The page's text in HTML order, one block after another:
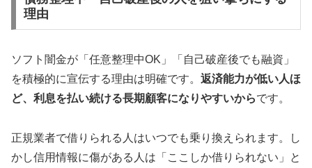
理由
ソフト闇金が「任意整理中OK」「自己破産後でも融資」
を積極的に宣伝する理由は明確です。 返済能力が低い人ほ
ど、利息を払い続ける長期顧客になりやすいからです。
正規業者で借りられる人はいつでも乗り換えられます。し
かし信用情報に傷がある人は「ここしか借りられない」と